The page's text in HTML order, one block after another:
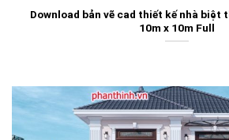
Download bản vẽ cad thiết kế nhà biệt
10m x 10m Full